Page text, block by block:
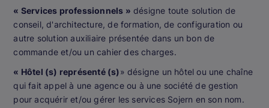
« Services professionnels » désigne toute solution de
conseil, d'architecture, de formation, de configuration ou
autre solution auxiliaire présentée dans un bon de
commande et/ou un cahier des charges.
« Hôtel (s) représenté (s)» désigne un hôtel ou une chaîne
qui fait appel à une agence ou à une société de gestion
pour acquérir et/ou gérer les services Sojern en son nom.